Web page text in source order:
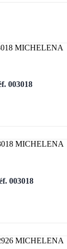
003018
003018